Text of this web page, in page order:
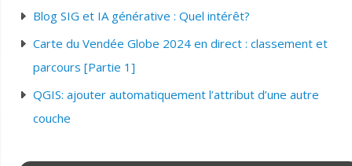
Blog SIG et IA générative : Quel intérêt?
Carte du Vendée Globe 2024 en direct : classement et
parcours [Partie 1]
QGIS: ajouter automatiquement l’attribut d’une autre
couche